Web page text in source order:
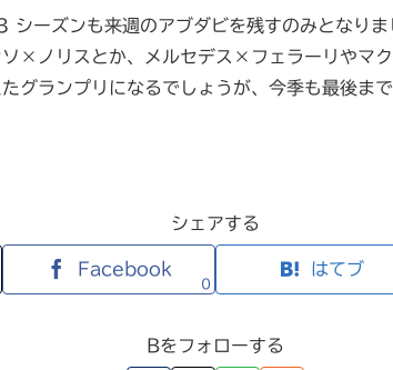
ーズンも来週のアブダビを残すのみとなりま
×ノリスとか、メルセデス×フェラーリやマ
グランプリになるでしょうが、今季も最後ま
シェアする
Facebook
0
はてブ
Bをフォローする